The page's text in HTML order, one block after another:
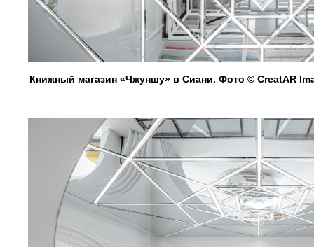
Книжный магазин «Чжуншу» в Сиани. Фото © CreatAR